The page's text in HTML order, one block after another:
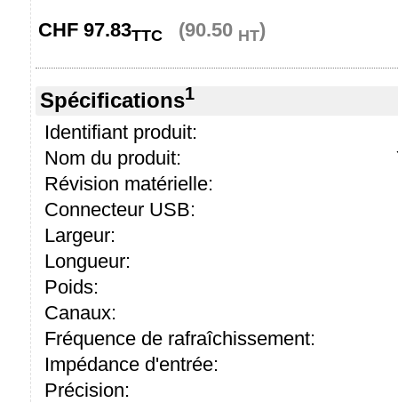
CHF 97.83TTC (90.50 HT)
Spécifications1
Identifiant produit:
Nom du produit:
Révision matérielle:
Connecteur USB:
Largeur:
Longueur:
Poids:
Canaux:
Fréquence de rafraîchissement:
Impédance d'entrée:
Précision: